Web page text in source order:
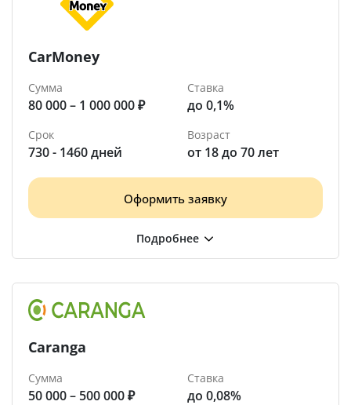
CarMoney
Сумма
80 000 – 1 000 000 ₽
Ставка
до 0,1%
Срок
730 - 1460 дней
Возраст
от 18 до 70 лет
Оформить заявку
Caranga
Сумма
50 000 – 500 000 ₽
Ставка
до 0,08%